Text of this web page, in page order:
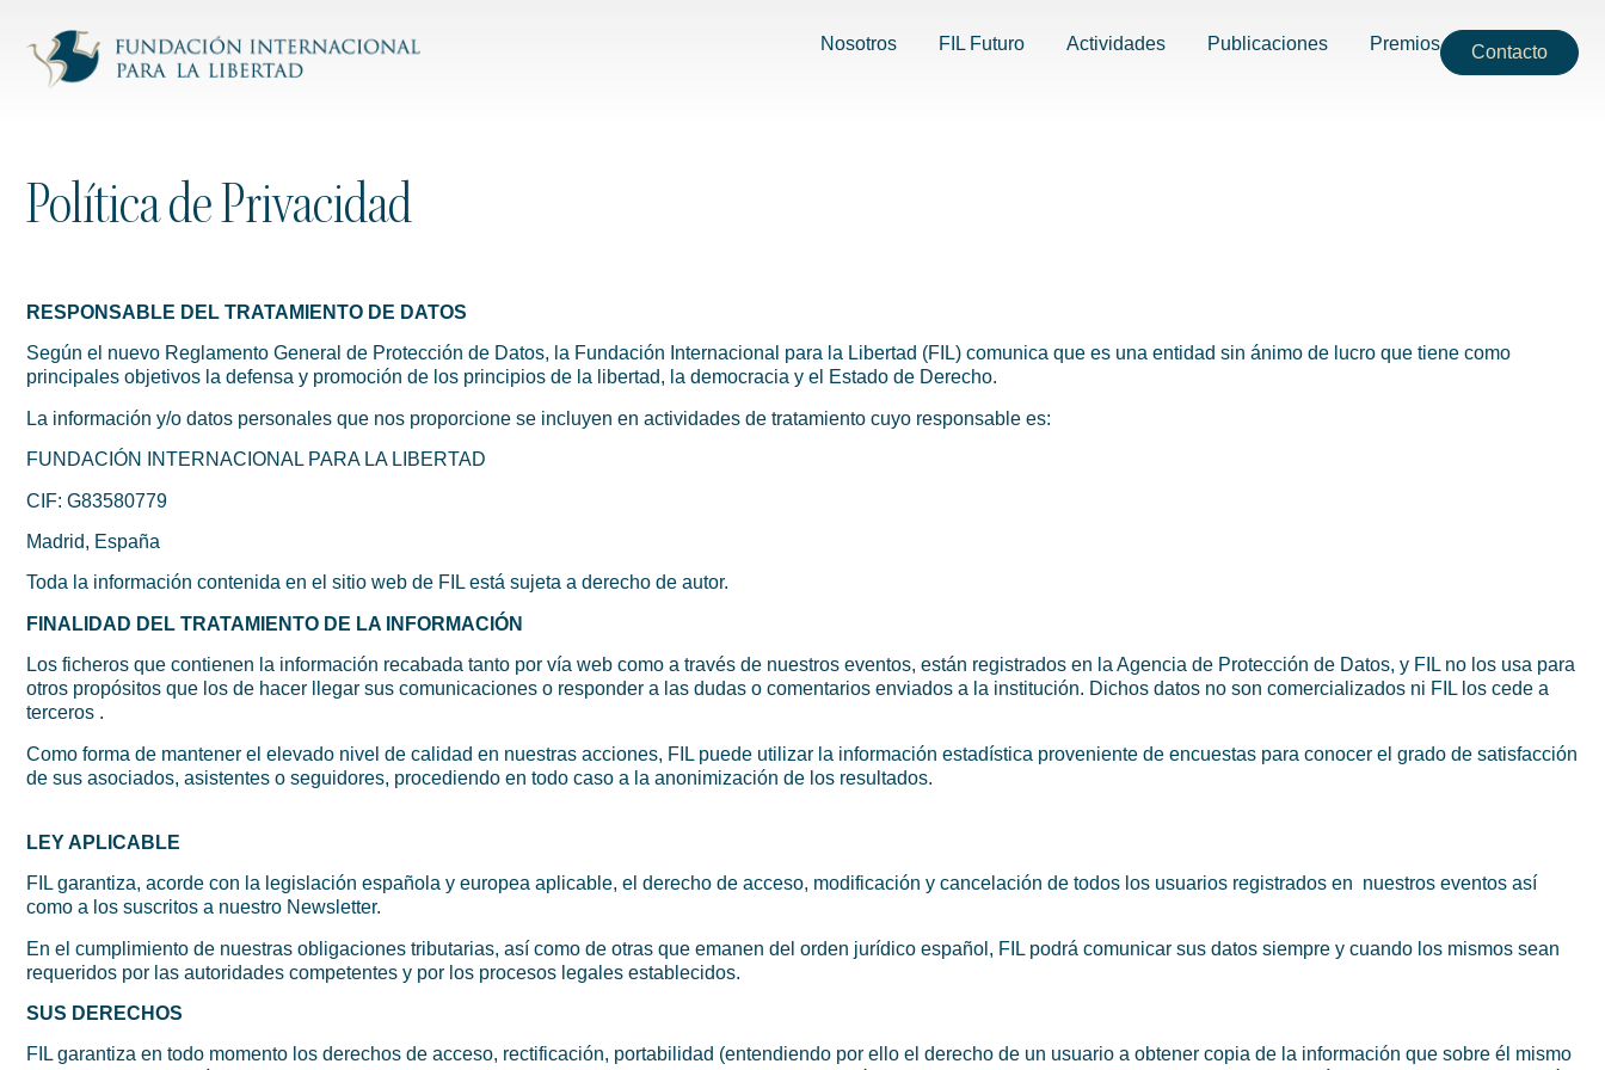
Nosotros FIL Futuro Actividades Publicaciones Premios Contacto
Política de Privacidad
RESPONSABLE DEL TRATAMIENTO DE DATOS
Según el nuevo Reglamento General de Protección de Datos, la Fundación Internacional para la Libertad (FIL) comunica que es una entidad sin ánimo de lucro que tiene como
principales objetivos la defensa y promoción de los principios de la libertad, la democracia y el Estado de Derecho.
La información y/o datos personales que nos proporcione se incluyen en actividades de tratamiento cuyo responsable es:
FUNDACIÓN INTERNACIONAL PARA LA LIBERTAD
CIF: G83580779
Madrid, España
Toda la información contenida en el sitio web de FIL está sujeta a derecho de autor.
FINALIDAD DEL TRATAMIENTO DE LA INFORMACIÓN
Los ficheros que contienen la información recabada tanto por vía web como a través de nuestros eventos, están registrados en la Agencia de Protección de Datos, y FIL no los usa para
otros propósitos que los de hacer llegar sus comunicaciones o responder a las dudas o comentarios enviados a la institución. Dichos datos no son comercializados ni FIL los cede a
terceros .
Como forma de mantener el elevado nivel de calidad en nuestras acciones, FIL puede utilizar la información estadística proveniente de encuestas para conocer el grado de satisfacción
de sus asociados, asistentes o seguidores, procediendo en todo caso a la anonimización de los resultados.
LEY APLICABLE
FIL garantiza, acorde con la legislación española y europea aplicable, el derecho de acceso, modificación y cancelación de todos los usuarios registrados en nuestros eventos así
como a los suscritos a nuestro Newsletter.
En el cumplimiento de nuestras obligaciones tributarias, así como de otras que emanen del orden jurídico español, FIL podrá comunicar sus datos siempre y cuando los mismos sean
requeridos por las autoridades competentes y por los procesos legales establecidos.
SUS DERECHOS
FIL garantiza en todo momento los derechos de acceso, rectificación, portabilidad (entendiendo por ello el derecho de un usuario a obtener copia de la información que sobre él mismo